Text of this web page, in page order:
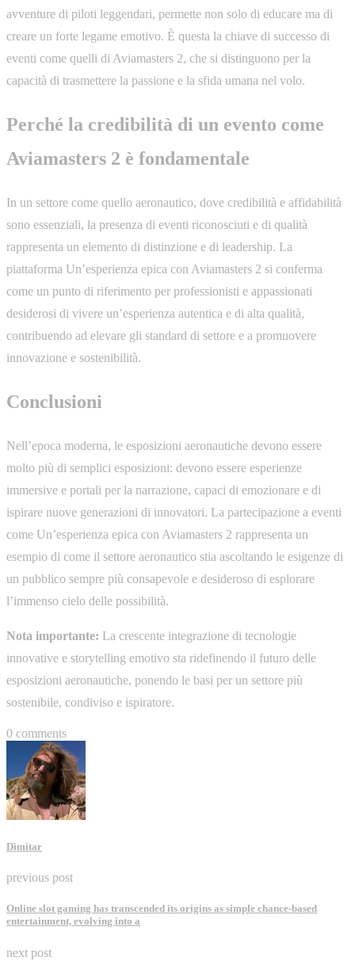
avventure di piloti leggendari, permette non solo di educare ma di
creare un forte legame emotivo. È questa la chiave di successo di
eventi come quelli di Aviamasters 2, che si distinguono per la
capacità di trasmettere la passione e la sfida umana nel volo.
Perché la credibilità di un evento come
Aviamasters 2 è fondamentale
In un settore come quello aeronautico, dove credibilità e affidabilità
sono essenziali, la presenza di eventi riconosciuti e di qualità
rappresenta un elemento di distinzione e di leadership. La
piattaforma Un’esperienza epica con Aviamasters 2 si conferma
come un punto di riferimento per professionisti e appassionati
desiderosi di vivere un’esperienza autentica e di alta qualità,
contribuendo ad elevare gli standard di settore e a promuovere
innovazione e sostenibilità.
Conclusioni
Nell’epoca moderna, le esposizioni aeronautiche devono essere
molto più di semplici esposizioni: devono essere esperienze
immersive e portali per la narrazione, capaci di emozionare e di
ispirare nuove generazioni di innovatori. La partecipazione a eventi
come Un’esperienza epica con Aviamasters 2 rappresenta un
esempio di come il settore aeronautico stia ascoltando le esigenze di
un pubblico sempre più consapevole e desideroso di esplorare
l’immenso cielo delle possibilità.
Nota importante: La crescente integrazione di tecnologie
innovative e storytelling emotivo sta ridefinendo il futuro delle
esposizioni aeronautiche, ponendo le basi per un settore più
sostenibile, condiviso e ispiratore.
0 comments
Dimitar
previous post
Online slot gaming has transcended its origins as simple chance-based
entertainment, evolving into a
next post